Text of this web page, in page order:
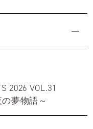
2026 VOL.31
夢物語～